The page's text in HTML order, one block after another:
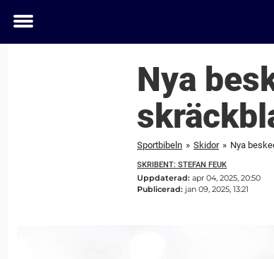
Toggle
Nya
Sportbibeln » Skidor » Nya
SKRIBENT: STEFAN FEUK
Uppdaterad: apr 04, 2025, 20:50
Publicerad: jan 09, 2025, 13:21